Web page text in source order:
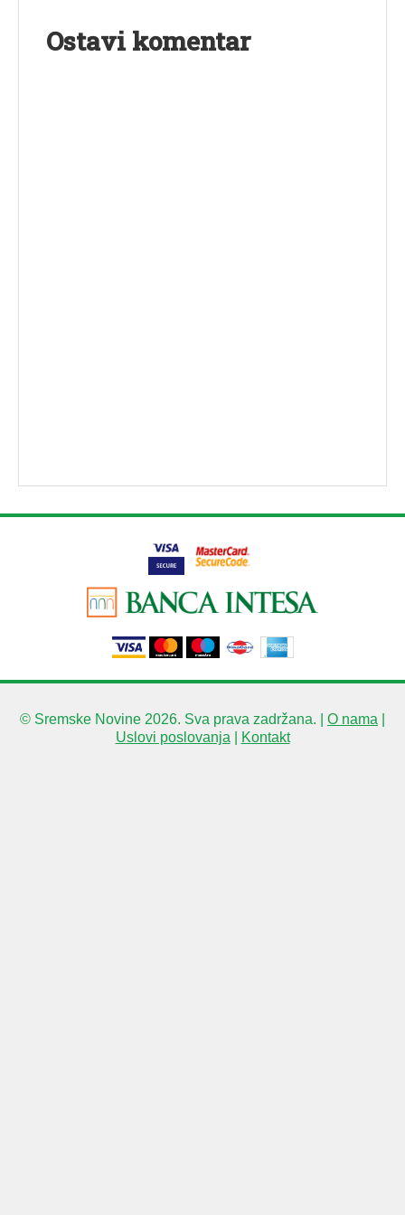
Ostavi komentar
© Sremske Novine 2026. Sva prava zadržana. | O nama
Uslovi poslovanja
Kontakt